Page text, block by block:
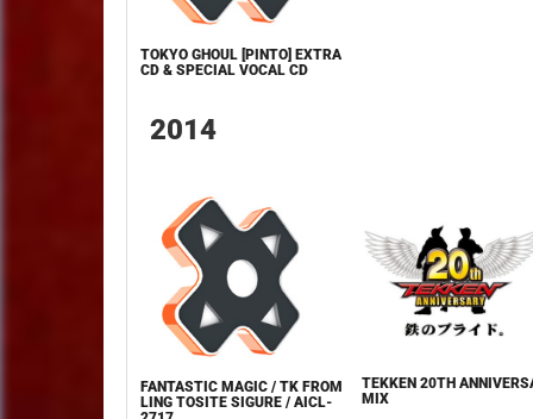
TOKYO GHOUL [PINTO] EXTRA
CD & SPECIAL VOCAL CD
2014
FANTASTIC MAGIC / TK FROM
LING TOSITE SIGURE / AICL-
TEKKEN 20TH
MIX